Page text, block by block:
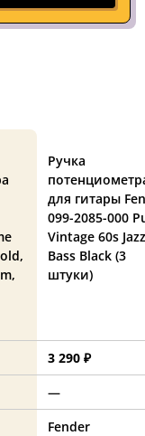
Ручка
для гитары
099-2085-000
Vintage 60s Jazz
Bass Black (3
штуки)
3 290 ₽
—
Fender